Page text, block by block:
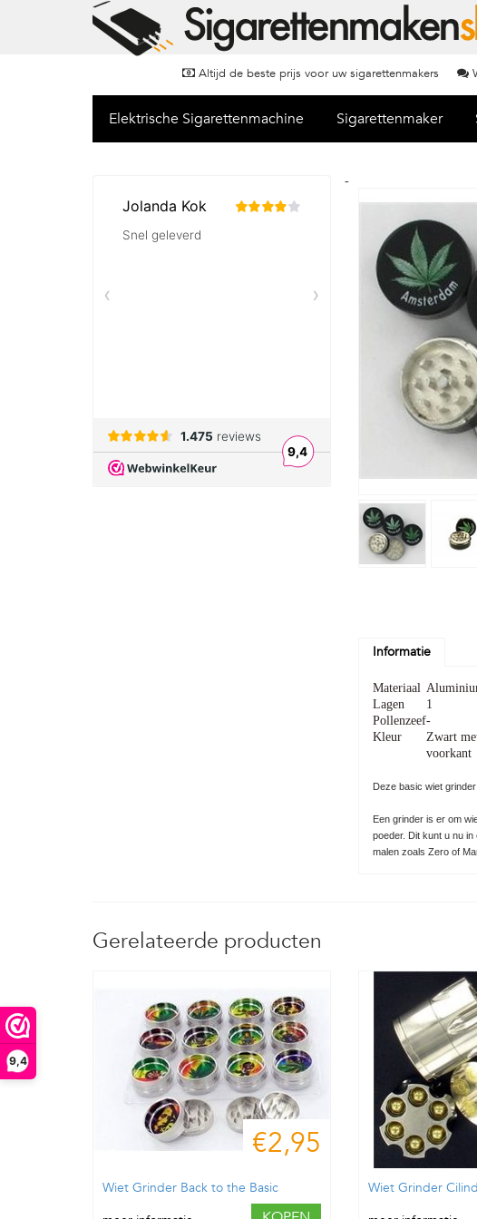
9,4
Altijd de beste prijs voor uw sigarettenmakers
Elektrische Sigarettenmachine Sigarettenmaker
-
Informatie
Materiaal
Lagen
1
Pollenzeef-
Kleur
Zwart
voorkant
Deze basic wiet
Een grinder is er om
poeder. Dit kunt u nu
malen zoals Zero of
Gerelateerde producten
€2,95
Wiet Grinder Back to the Basic
Wiet Grinder